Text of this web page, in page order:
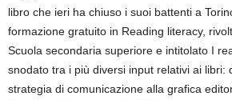
libro che ieri ha chiuso i suoi battenti a
formazione gratuito in Reading literacy,
Scuola secondaria superiore e intitolato I
snodato tra i più diversi input relativi ai libri:
strategia di comunicazione alla grafica